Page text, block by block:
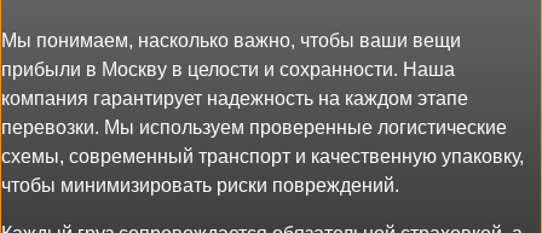
Мы понимаем, насколько важно, чтобы ваши вещи
прибыли в Москву в целости и сохранности. Наша
компания гарантирует надежность на каждом этапе
перевозки. Мы используем проверенные логистические
схемы, современный транспорт и качественную упаковку,
чтобы минимизировать риски повреждений.